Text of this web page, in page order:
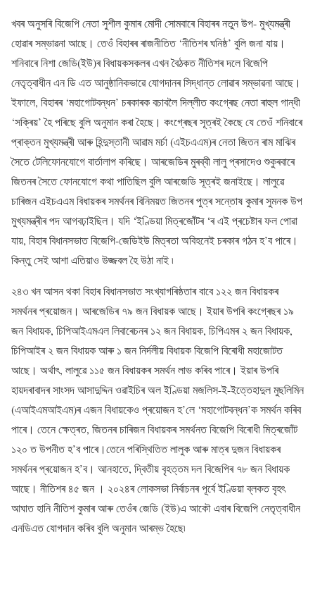
খবৰ অনুসৰি বিজেপি নেতা সুশীল কুমাৰ মোদী সোমবাৰে বিহাৰৰ নতুন উপ- মুখ্যমন্ত্ৰী
হোৱাৰ সম্ভাৱনা আছে। তেওঁ বিহাৰৰ ৰাজনীতিত ‘নীতিশৰ ঘনিষ্ঠ’ বুলি জনা যায়।
শনিবাৰে নিশা জেডি(ইউ)ৰ বিধায়কসকলৰ এখন বৈঠকত নীতিশৰ দলে বিজেপি
নেতৃত্বাধীন এন ডি এত আনুষ্ঠানিকভাৱে যোগদানৰ সিদ্ধান্ত লোৱাৰ সম্ভাৱনা আছে।
ইফালে, বিহাৰৰ ‘মহাগোটবন্ধন’ চৰকাৰক বচাবলৈ দিল্লীত কংগ্ৰেছ নেতা ৰাহুল গান্ধী
‘সক্ৰিয়’ হৈ পৰিছে বুলি অনুমান কৰা হৈছে। কংগ্ৰেছৰ সূত্ৰই কৈছে যে তেওঁ শনিবাৰে
প্ৰাক্তন মুখ্যমন্ত্ৰী আৰু হিন্দুস্তানী আৱাম মৰ্চা (এইচএএম)ৰ নেতা জিতন ৰাম মাঝিৰ
সৈতে টেলিফোনযোগে বাৰ্তালাপ কৰিছে। আৰজেডিৰ মুৰব্বী লালু প্ৰসাদেও শুকুৰবাৰে
জিতনৰ সৈতে ফোনযোগে কথা পাতিছিল বুলি আৰজেডি সূত্ৰই জনাইছে। লালুৱে
চাৰিজন এইচএএম বিধায়কৰ সমৰ্থনৰ বিনিময়ত জিতনৰ পুত্ৰ সন্তোষ কুমাৰ সুমনক উপ
মুখ্যমন্ত্ৰীৰ পদ আগবঢ়াইছিল। যদি ‘ইণ্ডিয়া মিত্ৰজোঁটৰ ‘ৰ এই প্ৰচেষ্টাৰ ফল পোৱা
যায়, বিহাৰ বিধানসভাত বিজেপি-জেডিইউ মিত্ৰতা অবিহনেই চৰকাৰ গঠন হ’ব পাৰে।
কিন্তু সেই আশা এতিয়াও উজ্জবল হৈ উঠা নাই ৷
২৪৩ খন আসন থকা বিহাৰ বিধানসভাত সংখ্যাগৰিষ্ঠতাৰ বাবে ১২২ জন বিধায়কৰ
সমৰ্থনৰ প্ৰয়োজন। আৰজেডিৰ ৭৯ জন বিধায়ক আছে। ইয়াৰ উপৰি কংগ্ৰেছৰ ১৯
জন বিধায়ক, চিপিআইএমএল লিবাৰেচনৰ ১২ জন বিধায়ক, চিপিএমৰ ২ জন বিধায়ক,
চিপিআইৰ ২ জন বিধায়ক আৰু ১ জন নিৰ্দলীয় বিধায়ক বিজেপি বিৰোধী মহাজোটত
আছে। অৰ্থাৎ, লালুৱে ১১৫ জন বিধায়কৰ সমৰ্থন লাভ কৰিব পাৰে। ইয়াৰ উপৰি
হায়দৰাবাদৰ সাংসদ আসাদুদ্দিন ওৱাইচিৰ অল ইণ্ডিয়া মজলিস-ই-ইত্তেহাদুল মুছলিমিন
(এআইএমআইএম)ৰ এজন বিধায়কেও প্ৰয়োজন হ’লে ‘মহাগোটবন্ধন’ক সমৰ্থন কৰিব
পাৰে। তেনে ক্ষেত্ৰত, জিতনৰ চাৰিজন বিধায়কৰ সমৰ্থনত বিজেপি বিৰোধী মিত্ৰজোঁট
১২০ ত উপনীত হ’ব পাৰে।তেনে পৰিস্থিতিত লালুক আৰু মাত্ৰ দুজন বিধায়কৰ
সমৰ্থনৰ প্ৰয়োজন হ’ব। আনহাতে, দ্বিতীয় বৃহত্তম দল বিজেপিৰ ৭৮ জন বিধায়ক
আছে। নীতিশৰ ৪৫ জন । ২০২৪ৰ লোকসভা নিৰ্বাচনৰ পূৰ্বে ইণ্ডিয়া ব্লকত বৃহৎ
আঘাত হানি নীতিশ কুমাৰ আৰু তেওঁৰ জেডি (ইউ)এ আকৌ এবাৰ বিজেপি নেতৃত্বাধীন
এনডিএত যোগদান কৰিব বুলি অনুমান আৰম্ভ হৈছে৷